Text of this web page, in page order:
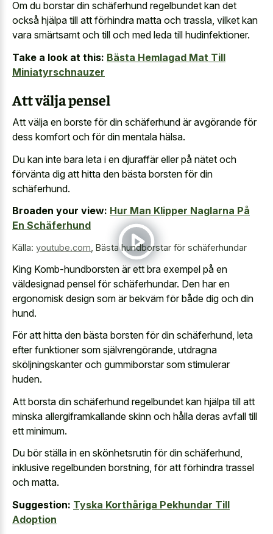
Om du borstar din schäferhund regelbundet kan det
också hjälpa till att förhindra matta och trassla, vilket kan
vara smärtsamt och till och med leda till hudinfektioner.
Take a look at this: Bästa Hemlagad Mat Till
Miniatyrschnauzer
Att välja pensel
Att välja en borste för din schäferhund är avgörande för
dess komfort och för din mentala hälsa.
Du kan inte bara leta i en djuraffär eller på nätet och
förvänta dig att hitta den bästa borsten för din
schäferhund.
Broaden your view: Hur Man Klipper Naglarna På
En Schäferhund
Källa: youtube.com Bästa hundborstar för schäferhundar
King Komb-hundborsten är ett bra exempel på en
väldesignad pensel för schäferhundar. Den har en
ergonomisk design som är bekväm för både dig och din
hund.
För att hitta den bästa borsten för din schäferhund, leta
efter funktioner som självrengörande, utdragna
sköljningskanter och gummiborstar som stimulerar
huden.
Att borsta din schäferhund regelbundet kan hjälpa till att
minska allergiframkallande skinn och hålla deras avfall till
ett minimum.
Du bör ställa in en skönhetsrutin för din schäferhund,
inklusive regelbunden borstning, för att förhindra trassel
och matta.
Suggestion: Tyska Korthåriga Pekhundar Till
Adoption